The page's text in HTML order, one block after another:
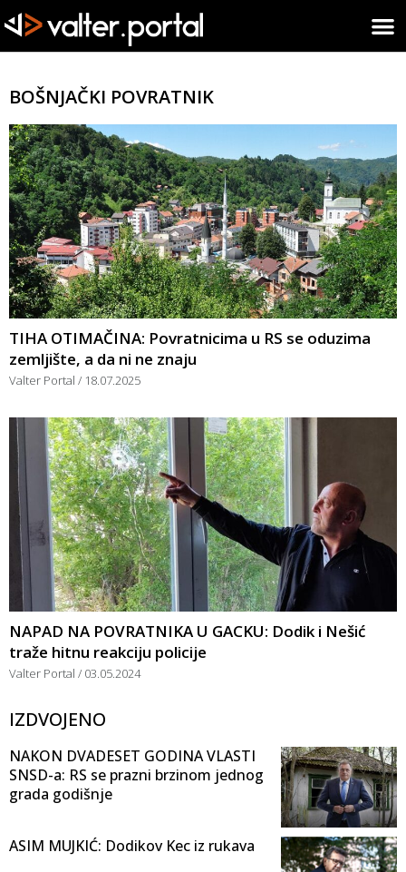
BOŠNJAČKI POVRATNIK
TIHA OTIMAČINA: Povratnicima u RS se oduzima
zemljište, a da ni ne znaju
Valter Portal 18.07.2025
NAPAD NA POVRATNIKA U GACKU: Dodik i Nešić
traže hitnu reakciju policije
Valter Portal 03.05.2024
IZDVOJENO
NAKON DVADESET GODINA VLASTI
SNSD-a: RS se prazni brzinom jednog
grada godišnje
ASIM MUJKIĆ: Dodikov Kec iz rukava